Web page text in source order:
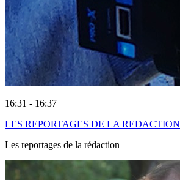
16:31 - 16:37
LES REPORTAGES DE LA REDACTION
Les reportages de la rédaction